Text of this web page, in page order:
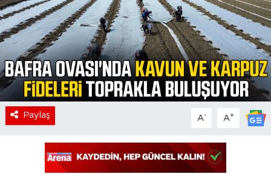
Paylaş A- A+